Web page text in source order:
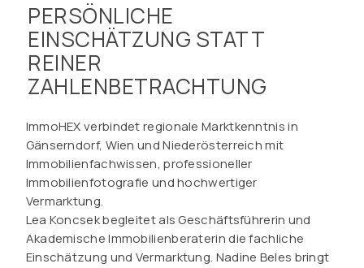
PERSÖNLICHE
EINSCHÄTZUNG STATT
REINER
ZAHLENBETRACHTUNG
ImmoHEX verbindet regionale Marktkenntnis in
Gänserndorf, Wien und Niederösterreich mit
Immobilienfachwissen, professioneller
Immobilienfotografie und hochwertiger
Vermarktung.
Lea Koncsek begleitet als Geschäftsführerin und
Akademische Immobilienberaterin die fachliche
Einschätzung und Vermarktung. Nadine Beles bringt